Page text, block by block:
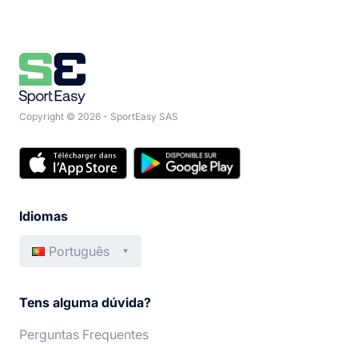
Copyright © 2026 - SportEasy SAS
Idiomas
Português
Tens alguma dúvida?
Perguntas Frequentes